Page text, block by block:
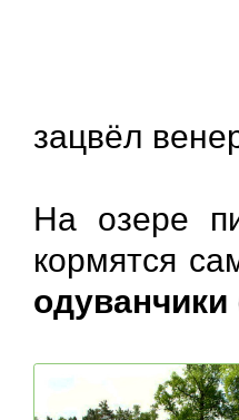
зацвёл
На озере
кормятся
одуванчики